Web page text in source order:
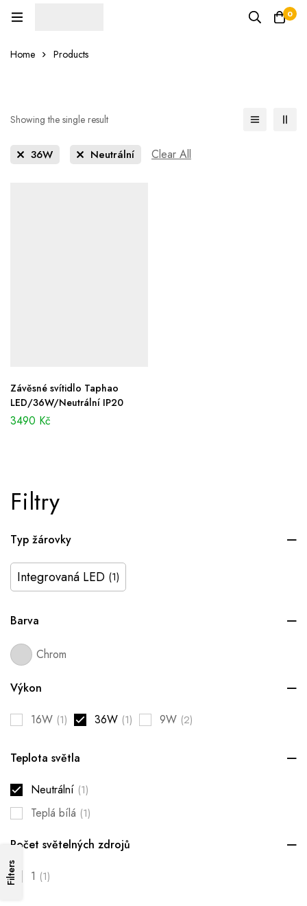
0
Home Products
Filtry
Typ žárovky
Integrovaná LED (1)
Barva
Chrom
Výkon
16W (1) 36W (1) 9W (2)
Teplota světla
Neutrální (1)
Teplá bílá (1)
Počet světelných zdrojů
1 (1)
Filters
Showing the single result
36W Neutrální Clear All
Závěsné svítidlo Taphao
LED/36W/Neutrální IP20
3490 Kč